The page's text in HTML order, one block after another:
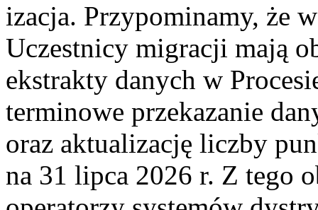
izacja. Przypominamy, że
Uczestnicy migracji mają
ekstrakty danych w
terminowe przekazanie
oraz aktualizację liczby
na 31 lipca 2026 r. Z tego